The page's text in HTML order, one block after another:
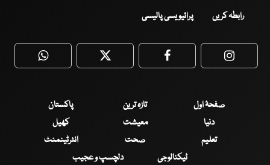
رابطہ کریں پرائیویسی پالیسی
WhatsApp Twitter Facebook
صفحۂ اول تازہ ترین
پاکستان
دنیا
معیشت
کھیل
تعلیم
صحت
انٹرٹینمنٹ
ٹیکنالوجی
دلچسپ و عجیب